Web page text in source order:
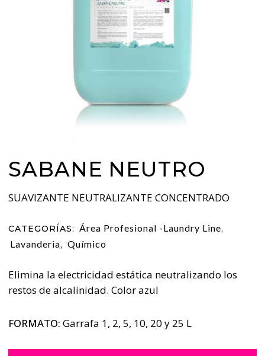
SABANE NEUTRO
SUAVIZANTE NEUTRALIZANTE CONCENTRADO
CATEGORÍAS: Área Profesional -Laundry Line,
Lavanderia, Químico
Elimina la electricidad estática neutralizando los
restos de alcalinidad. Color azul
FORMATO: Garrafa 1, 2, 5, 10, 20 y 25 L